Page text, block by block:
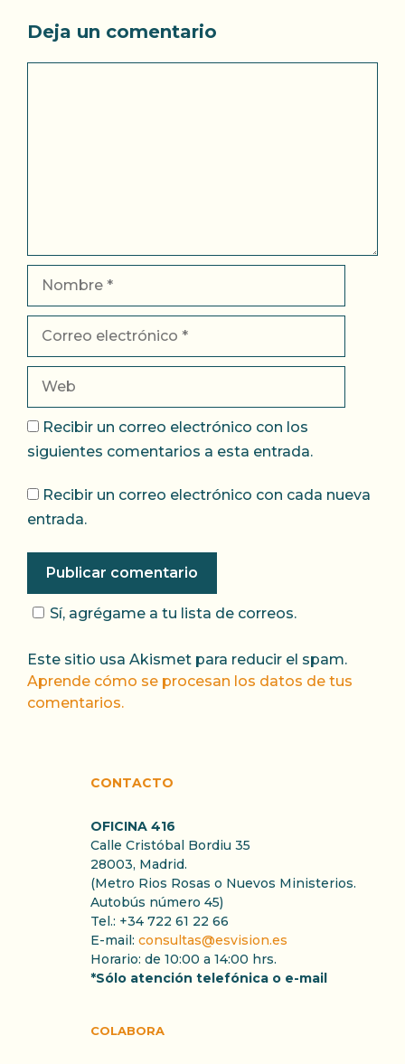
Deja un comentario
electrónico
Recibir un correo electrónico con los
siguientes comentarios a esta entrada.
Recibir un correo electrónico con cada nueva
entrada.
Sí, agrégame a tu lista de correos.
Este sitio usa Akismet para reducir el spam.
Aprende cómo se procesan los datos de tus
comentarios.
CONTACTO
OFICINA 416
Calle Cristóbal Bordiu 35
28003, Madrid.
(Metro Rios Rosas o Nuevos Ministerios.
Autobús número 45)
Tel.: +34 722 61 22 66
E-mail: consultas@esvision.es
Horario: de 10:00 a 14:00 hrs.
*Sólo atención telefónica o e-mail
COLABORA